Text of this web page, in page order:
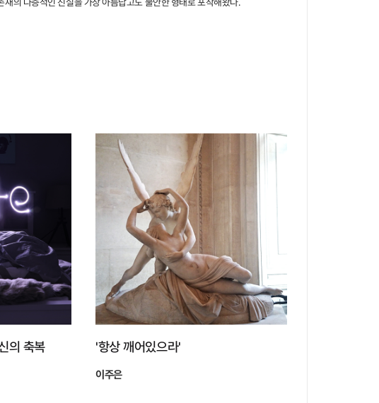
의 축복 '항상 깨어있으라'
이주은